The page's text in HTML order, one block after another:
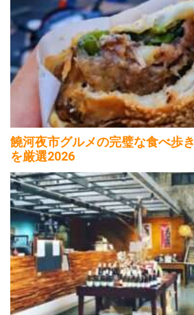
饒河夜市グルメの完璧な食べ歩
を厳選2026